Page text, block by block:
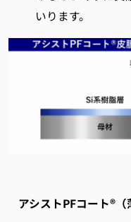
いります。
アシストPFコート®